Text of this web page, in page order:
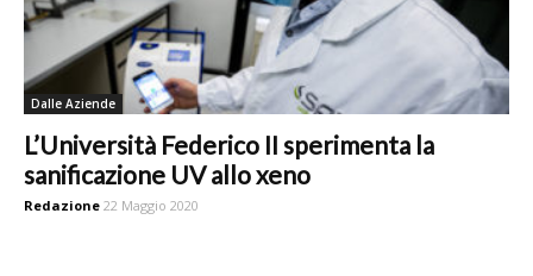
Dalle Aziende
L’Università Federico II sperimenta la
sanificazione UV allo xeno
Redazione 22 Maggio 2020